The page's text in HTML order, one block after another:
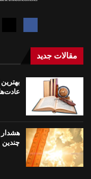
مقالات جدید
چندین